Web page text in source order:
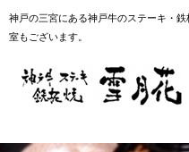
神戸の三宮にある神戸牛のステーキ・
室もございます。